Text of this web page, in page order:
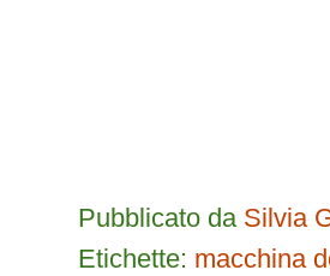
Pubblicato da Silvia
Etichette: macchina